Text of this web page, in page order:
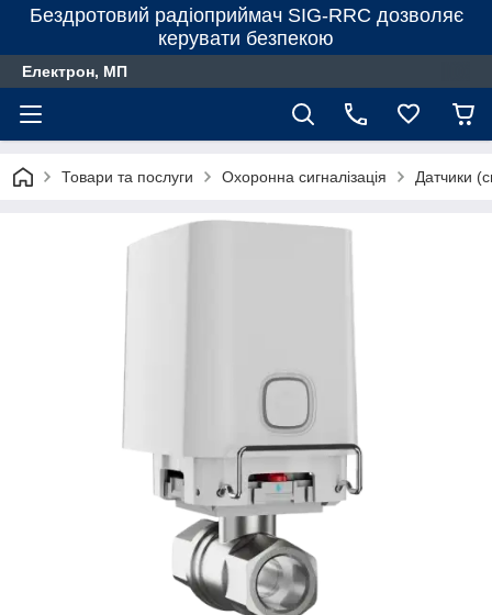
Бездротовий радіоприймач SIG-RRC дозволяє
керувати безпекою
Електрон, МП
Товари та послуги Охоронна сигналізація Датчики